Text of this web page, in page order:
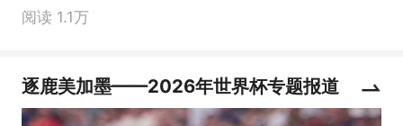
阅读 1.1万
逐鹿美加墨——2026年世界杯专题报道